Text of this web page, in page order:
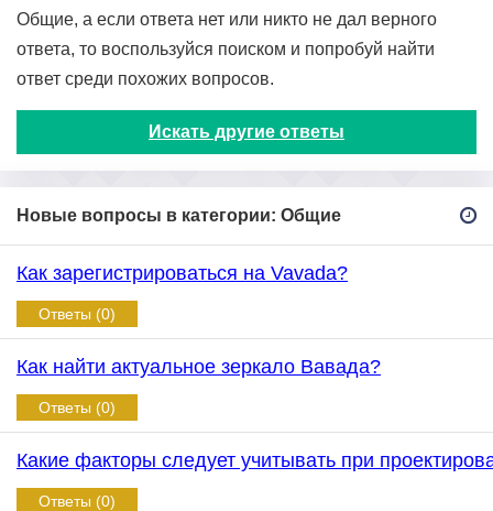
Общие, а если ответа нет или никто не дал верного
ответа, то воспользуйся поиском и попробуй найти
ответ среди похожих вопросов.
Искать другие ответы
Новые вопросы в категории: Общие
Как зарегистрироваться на Vavada?
Ответы (0)
Как найти актуальное зеркало Вавада?
Ответы (0)
Какие факторы следует учитывать при
Ответы (0)